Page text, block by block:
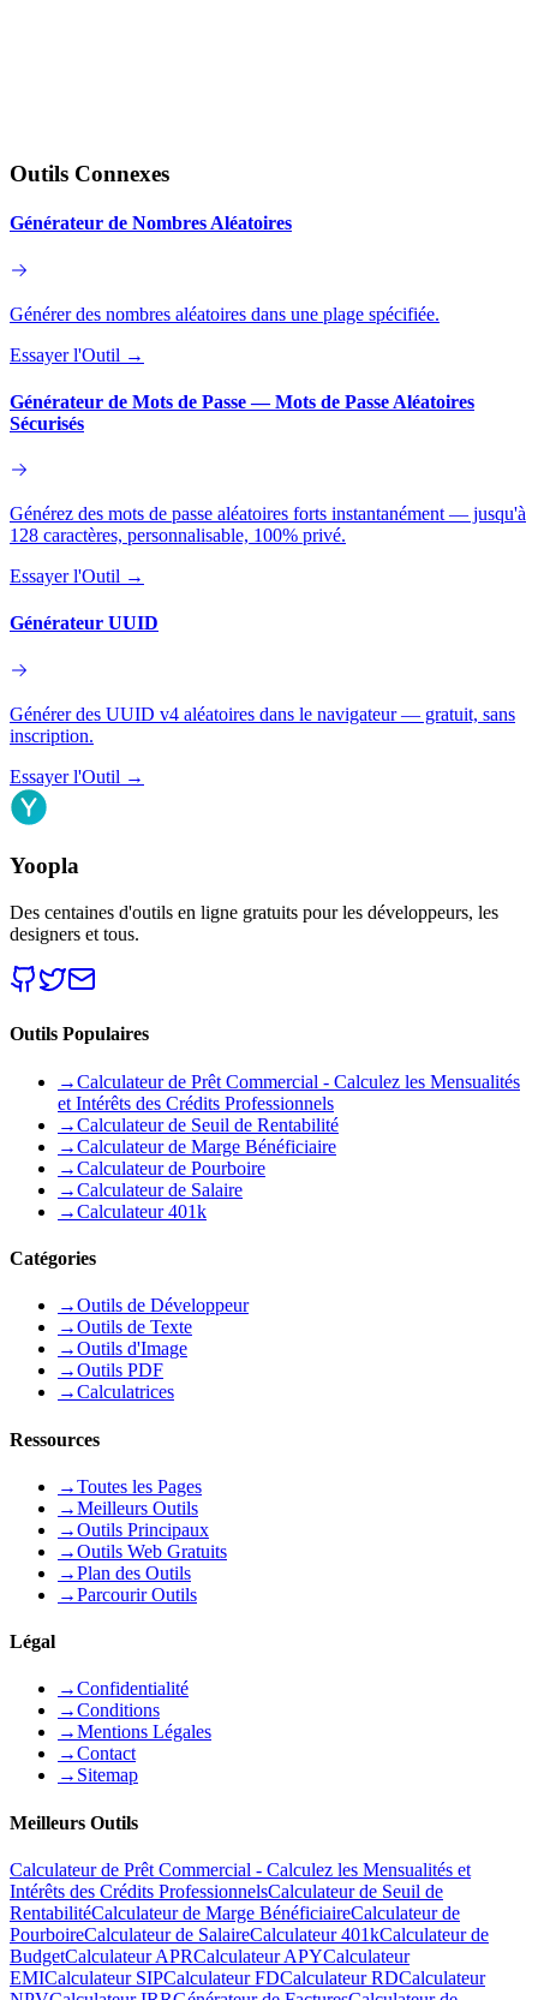
Outils Connexes
Générateur de Nombres Aléatoires
Générer des nombres aléatoires dans une plage spécifiée.
Essayer l'Outil →
Générateur de Mots de Passe — Mots de Passe Aléatoires
Sécurisés
Générez des mots de passe aléatoires forts instantanément — jusqu'à
128 caractères, personnalisable, 100% privé.
Essayer l'Outil →
Générateur UUID
Générer des UUID v4 aléatoires dans le navigateur — gratuit, sans
inscription.
Essayer l'Outil →
Yoopla
Des centaines d'outils en ligne gratuits pour les développeurs, les
designers et tous.
Outils Populaires
→Calculateur de Prêt Commercial - Calculez les Mensualités
et Intérêts des Crédits Professionnels
→Calculateur de Seuil de Rentabilité
→Calculateur de Marge Bénéficiaire
→Calculateur de Pourboire
→Calculateur de Salaire
→Calculateur 401k
Catégories
→Outils de Développeur
→Outils de Texte
→Outils d'Image
→Outils PDF
→Calculatrices
Ressources
→Toutes les Pages
→Meilleurs Outils
→Outils Principaux
→Outils Web Gratuits
→Plan des Outils
→Parcourir Outils
Légal
→Confidentialité
→Conditions
→Mentions Légales
→Contact
→ Sitemap
Meilleurs Outils
Calculateur de Prêt Commercial - Calculez les Mensualités et
Intérêts des Crédits ProfessionnelsCalculateur de Seuil de
RentabilitéCalculateur de Marge BénéficiaireCalculateur de
PourboireCalculateur de SalaireCalculateur 401kCalculateur de
BudgetCalculateur APRCalculateur APYCalculateur
EMICalculateur SIPCalculateur FDCalculateur RDCalculateur